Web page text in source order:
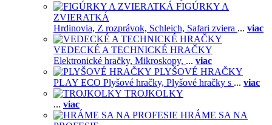
FIGÚRKY A
ZVIERATKÁ
Hrdinovia, Z rozprávok, Schleich, Safari zviera ... viac
VEDECKÉ A TECHNICKÉ HRAČKY
Elektronické hračky, Mikroskopy, ... viac
PLYŠOVÉ HRAČKY
PLAY ECO Plyšové hračky, Plyšové hračky s ... viac
TROJKOLKY
... viac
HRÁME SA NA